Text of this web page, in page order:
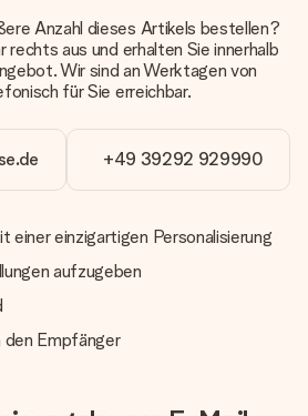
wird, kontaktiere bitte unseren
bezahlen?
Zahlungsoptionen an: Vorauskasse
Sofortüberweisung, Paypal,
über Klarna. Bei einer
Werktage.
meine Erwartungen nicht
Anzahl dieses Artikels bestellen?
rechts aus und erhalten Sie innerhalb
Wir sind an Werktagen von
für Sie erreichbar.
+49 39292 929990
einer einzigartigen Personalisierung
aufzugeben
den Empfänger